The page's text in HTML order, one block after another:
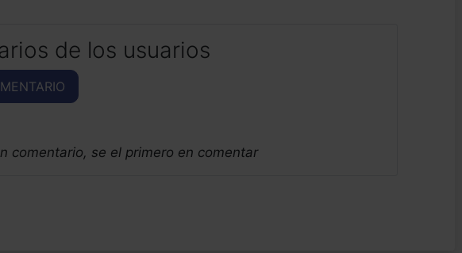
de los usuarios
comentario, se el primero en comentar